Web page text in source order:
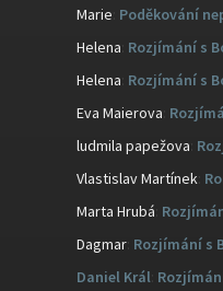
Marie Poděkování
Helena Rozjímání s
Helena Rozjímání s
Eva Maierova
ludmila papežova
Vlastislav Martínek
Marta Hrubá
Dagmar Rozjímání s
Daniel Král